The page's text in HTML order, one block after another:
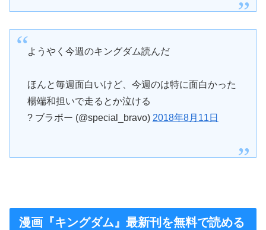
ようやく今週のキングダム読んだ
ほんと毎週面白いけど、今週のは特に面白かった
楊端和担いで走るとか泣ける
? ブラボー (@special_bravo) 2018年8月11日
漫画『キングダム』最新刊を無料で読める